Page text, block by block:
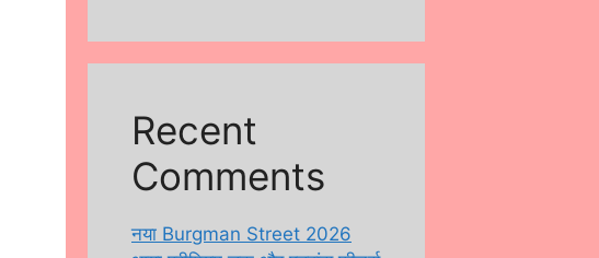
Recent
Comments
नया Burgman Street 2026